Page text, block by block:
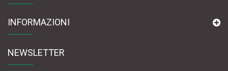
INFORMAZIONI
NEWSLETTER